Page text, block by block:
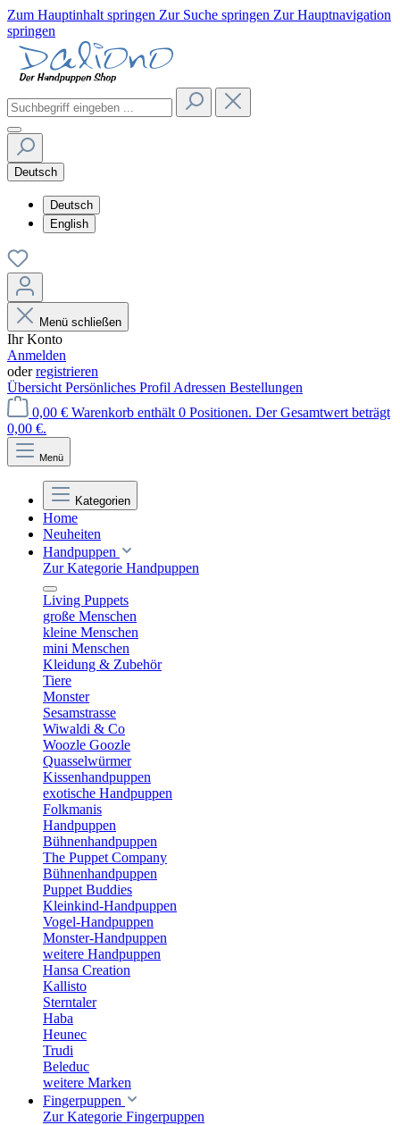
Zum Hauptinhalt springen Zur Suche springen Zur Hauptnavigation
springen
Deutsch
Deutsch
English
Menü schließen
Ihr Konto
Anmelden
oderregistrieren
Übersicht Persönliches Profil Adressen Bestellungen
0,00 € Warenkorb enthält 0 Positionen. Der Gesamtwert beträgt
0,00 €.
Menü
Kategorien
Home
Neuheiten
Handpuppen
Zur Kategorie Handpuppen
Living Puppets
große Menschen
kleine Menschen
mini Menschen
Kleidung & Zubehör
Tiere
Monster
Sesamstrasse
Wiwaldi & Co
Woozle Goozle
Quasselwürmer
Kissenhandpuppen
exotische Handpuppen
Folkmanis
Handpuppen
Bühnenhandpuppen
The Puppet Company
Bühnenhandpuppen
Puppet Buddies
Kleinkind-Handpuppen
Vogel-Handpuppen
Monster-Handpuppen
weitere Handpuppen
Hansa Creation
Kallisto
Sterntaler
Haba
Heunec
Trudi
Beleduc
weitere Marken
Fingerpuppen
Zur Kategorie Fingerpuppen